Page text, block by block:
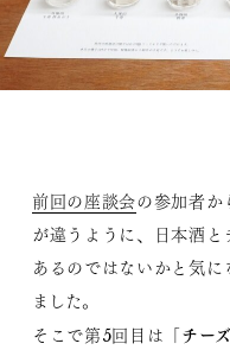
前回の座談会の参加者か
が違うように、日本酒
あるのではないかと気に
ました。
そこで第5回目は「チー